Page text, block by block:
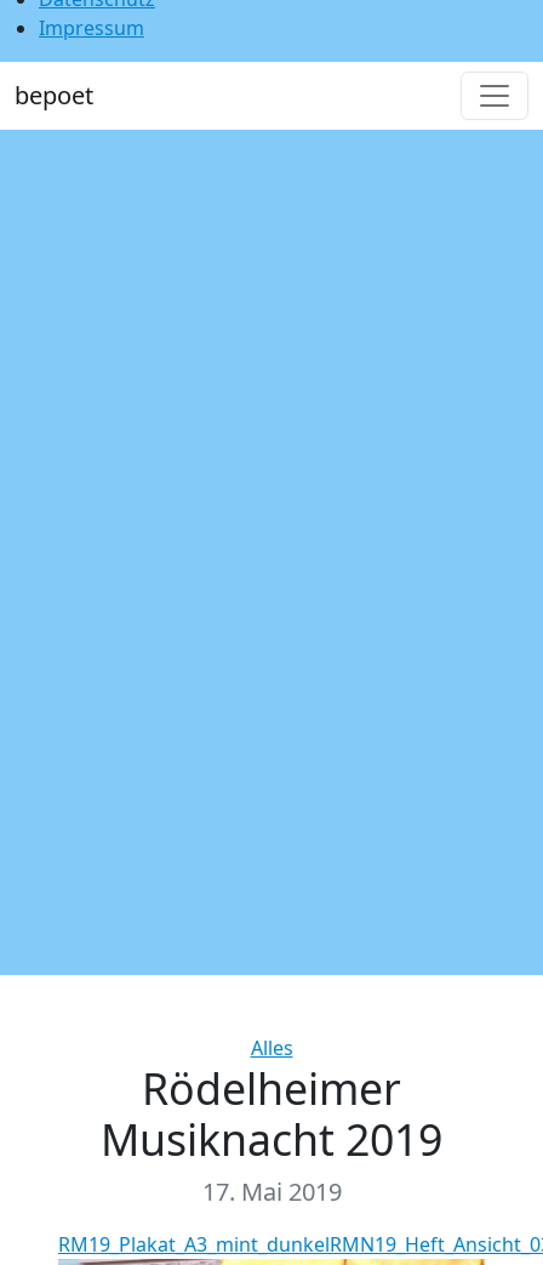
Impressum
bepoet
Categories
Alles
Rödelheimer
Musiknacht 2019
17. Mai 2019
RM19_Plakat_A3_mint_dunkel